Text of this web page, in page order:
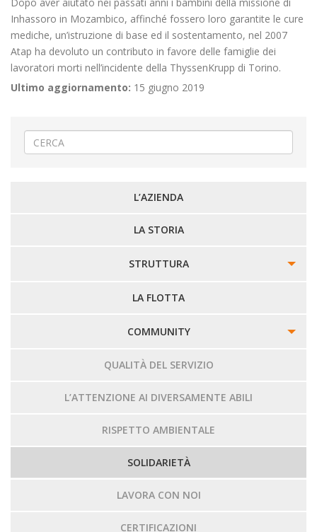
Inhassoro in Mozambico, affinché fossero loro garantite le cure
mediche, un’istruzione di base ed il sostentamento, nel 2007
Atap ha devoluto un contributo in favore delle famiglie dei
lavoratori morti nell’incidente della ThyssenKrupp di Torino.
Ultimo aggiornamento: 15 giugno 2019
L’AZIENDA
LA STORIA
STRUTTURA
SOCIETÀ TRASPARENTE
CDA
COLLEGIO SINDACALE
IL PERSONALE
MOG231 – CODICE ETICO
LA FLOTTA
COMMUNITY
QUALITÀ DEL SERVIZIO
L’ATTENZIONE AI DIVERSAMENTE ABILI
RISPETTO AMBIENTALE
SOLIDARIETÀ
LAVORA CON NOI
CERTIFICAZIONI